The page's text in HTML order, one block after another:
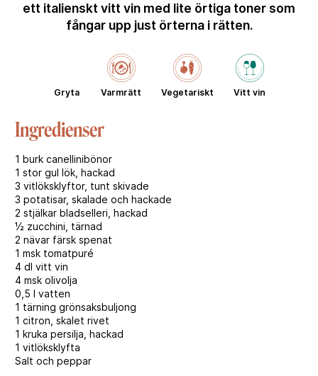
ett italienskt vitt vin med lite örtiga toner som
fångar upp just örterna i rätten.
Gryta Varmrätt Vegetariskt Vitt vin
Ingredienser
1 burk canellinibönor
1 stor gul lök, hackad
3 vitlöksklyftor, tunt skivade
3 potatisar, skalade och hackade
2 stjälkar bladselleri, hackad
½ zucchini, tärnad
2 nävar färsk spenat
1 msk tomatpuré
4 dl vitt vin
4 msk olivolja
0,5 l vatten
1 tärning grönsaksbuljong
1 citron, skalet rivet
1 kruka persilja, hackad
1 vitlöksklyfta
Salt och peppar